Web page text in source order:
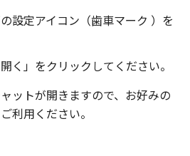
設定アイコン（歯車マーク ）を
く」をクリックしてください。
ットが開きますので、お好みの
利用ください。